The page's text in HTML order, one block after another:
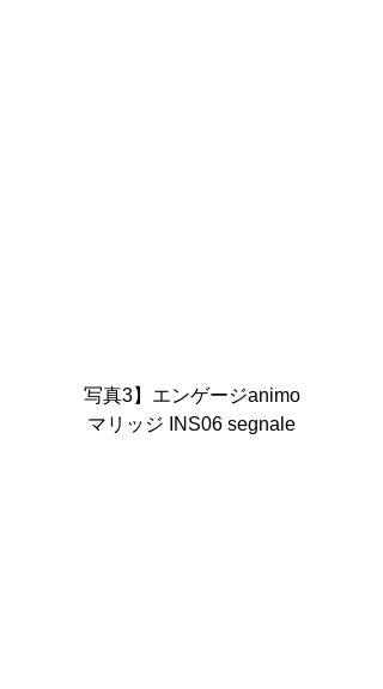
写真3】エンゲージanimo
マリッジ INS06 segnale